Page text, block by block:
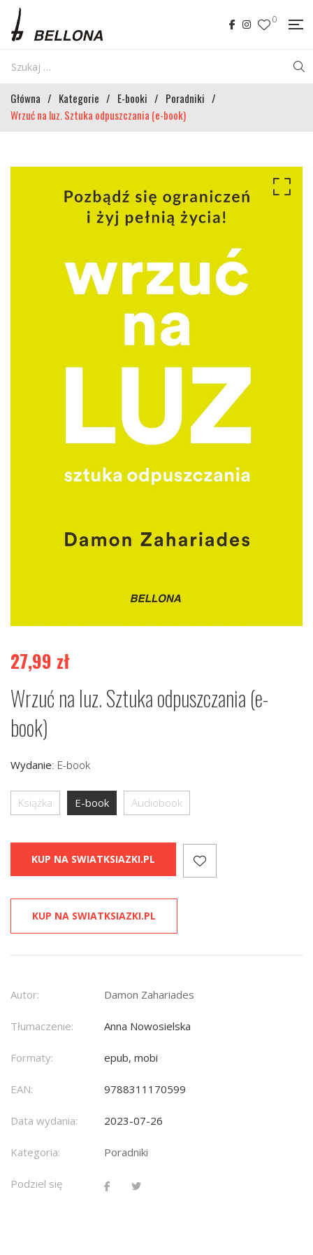
0
Główna / Kategorie / E-booki / Poradniki /
Wrzuć na luz. Sztuka odpuszczania (e-book)
27,99 zł
Wrzuć na luz. Sztuka odpuszczania (e-
book)
Wydanie: E-book
Książka E-book Audiobook
KUP NA SWIATKSIAZKI.PL
KUP NA SWIATKSIAZKI.PL
Autor: Damon Zahariades
Tłumaczenie: Anna Nowosielska
Formaty: epub, mobi
EAN: 9788311170599
Data wydania: 2023-07-26
Kategoria: Poradniki
Podziel się